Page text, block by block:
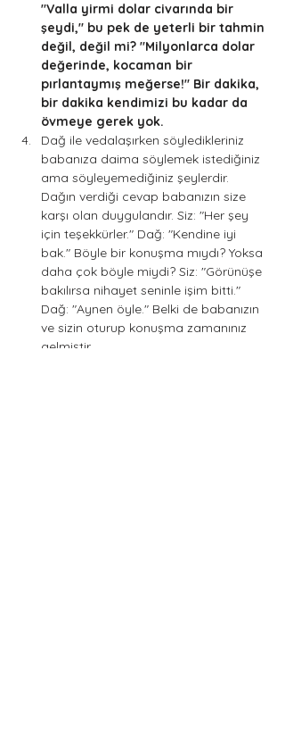
"Valla yirmi dolar civarında bir
şeydi," bu pek de yeterli bir tahmin
değil, değil mi? "Milyonlarca dolar
değerinde, kocaman bir
pırlantaymış meğerse!" Bir dakika,
bir dakika kendimizi bu kadar da
övmeye gerek yok.
Dağ ile vedalaşırken söyledikleriniz
babanıza daima söylemek istediğiniz
ama söyleyemediğiniz şeylerdir.
Dağın verdiği cevap babanızın size
karşı olan duygulandır. Siz: "Her şey
için teşekkürler." Dağ: "Kendine iyi
bak." Böyle bir konuşma mıydı? Yoksa
daha çok böyle miydi? Siz: "Görünüşe
bakılırsa nihayet seninle işim bitti."
Dağ: "Aynen öyle." Belki de babanızın
ve sizin oturup konuşma zamanınız
gelmiştir